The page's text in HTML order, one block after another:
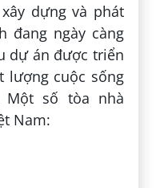
dựng và phát
đang ngày càng
dự án được triển
lượng cuộc sống
Một số tòa nhà
Nam: